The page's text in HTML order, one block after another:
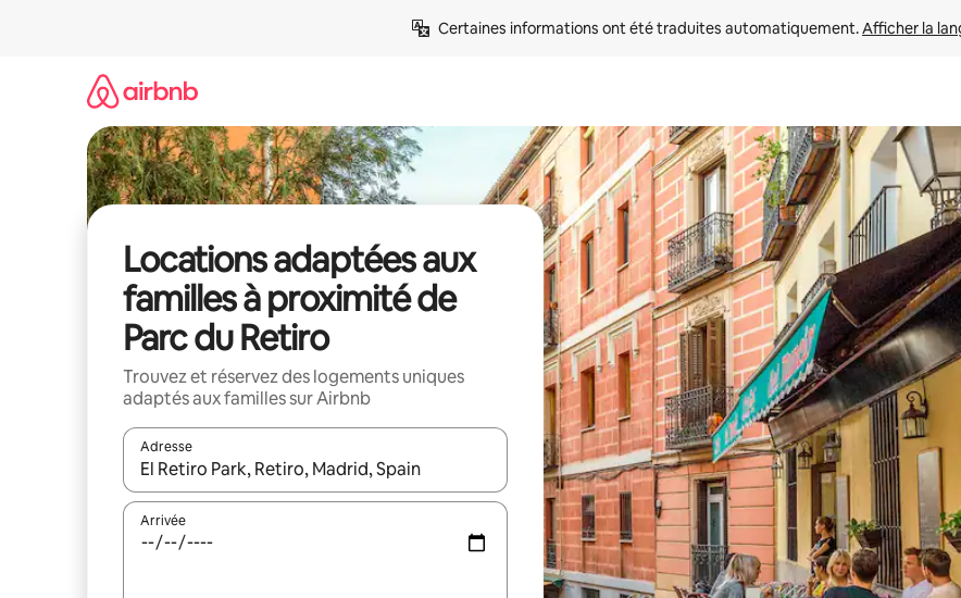
Certaines informations ont été traduites automatiquement. Afficher la
Locations adaptées aux
familles à proximité de
Parc du Retiro
Trouvez et réservez des logements uniques
adaptés aux familles sur Airbnb
Adresse
Lorsque les résultats s'affichent, utilisez les flèches vers le haut et vers le bas pour les parcourir ou en appuyant et en
Arrivée